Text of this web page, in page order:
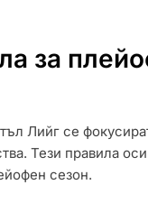
за
Лийг се
Тези правила
сезон.